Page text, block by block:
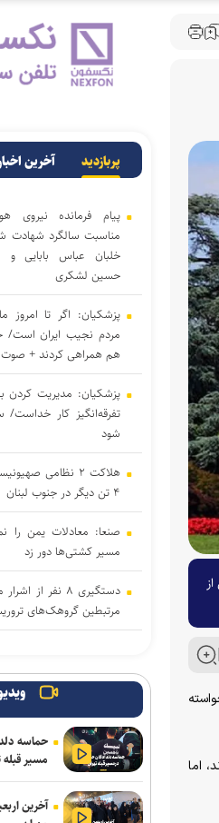
اما
پربازدید آخرین
پیام فرمانده نیروی
مناسبت سالگرد شهادت
خلبان عباس بابایی و
حسین لشکری
پزشکیان: اگر تا امروز
مردم نجیب ایران است/
هم همراهی کردند + صوت
پزشکیان: مدیریت کردن
تفرقه‌انگیز کار خداست/
شود
هلاکت ۲ نظامی
۴ تن دیگر در جنوب لبنان
صنعا: معادلات یمن را
مسیر کشتی‌ها دور زد
دستگیری ۸ نفر
مرتبطین گروهک‌های
مذاکرات ایران-عمان
دارد/ بیانیه مشترک در
تنگه هرمز تشویق می‌کنیم
نشست وزیران خارجه مصر،
و عربستان با محوریت
حماسه
مسیر قبله
آخرین